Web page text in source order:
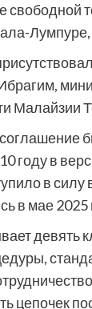
свободной
Малайзии
году в
в
в мае 2025
цепочек